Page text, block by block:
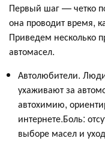
Первый шаг — четко
она проводит время,
Приведем несколько
автомасел.
Автолюбители.
ухаживают за
автохимию,
интернете.Боль:
выборе масел и